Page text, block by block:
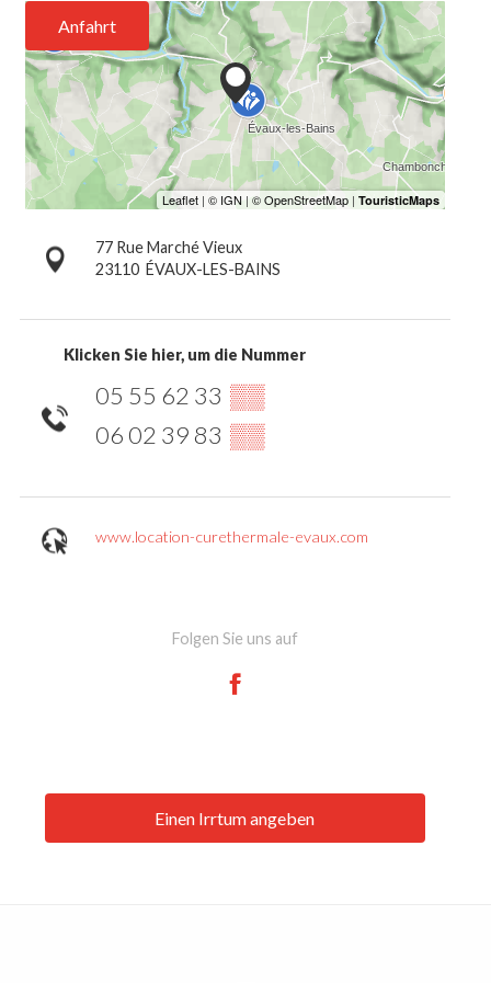
Anfahrt
77 Rue Marché Vieux
23110 ÉVAUX-LES-BAINS
Klicken Sie hier, um die Nummer
05 55 62 33 ▒▒
06 02 39 83 ▒▒
www.location-curethermale-evaux.com
Folgen Sie uns auf
Einen Irrtum angeben